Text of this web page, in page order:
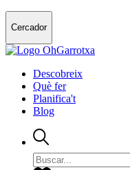
Cercador
Descobreix
Què fer
Planifica't
Blog